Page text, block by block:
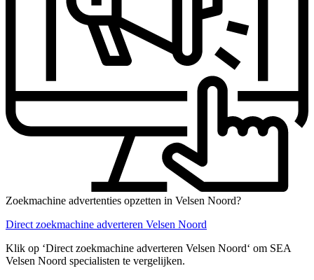
Zoekmachine advertenties opzetten in Velsen Noord?
Direct zoekmachine adverteren Velsen Noord
Klik op ‘Direct zoekmachine adverteren Velsen Noord‘ om SEA
Velsen Noord specialisten te vergelijken.